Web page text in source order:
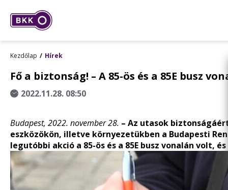
Kezdőlap Hírek
Fő a biztonság! – A 85-ös és a 85E busz
2022.11.28. 08:50
Budapest, 2022. november 28. – Az utasok
eszközökön, illetve környezetükben a Budapesti
legutóbbi akció a 85-ös és a 85E busz vonalán volt,